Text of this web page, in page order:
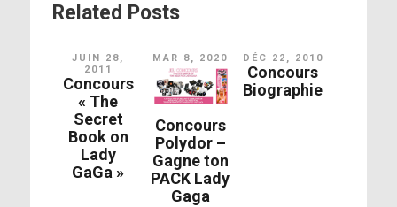
Related Posts
JUIN 28,
2011
Concours
« The
Secret
Book on
Lady
GaGa »
MAR 8, 2020
Concours
Polydor –
Gagne ton
PACK Lady
Gaga
DÉC 22, 2010
Concours
Biographie